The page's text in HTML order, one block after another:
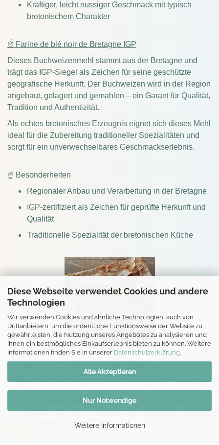
Diese Webseite verwendet Cookies und andere
Technologien
Wir verwenden Cookies und ähnliche Technologien, auch von
Drittanbietern, um die ordentliche Funktionsweise der Website zu
gewährleisten, die Nutzung unseres Angebotes zu analysieren und
Ihnen ein bestmögliches Einkaufserlebnis bieten zu können. Weitere
Informationen finden Sie in unserer Datenschutzerklärung.
Alle Akzeptieren
Nur Notwendige
Weitere Informationen
Kräftiger, leicht nussiger Geschmack mit typisch
bretonischem Charakter
☝ Farine de blé noir de Bretagne IGP
Dieses Buchweizenmehl stammt aus der Bretagne und
trägt das IGP-Siegel als Zeichen für seine geschützte
geografische Herkunft. Der Buchweizen wird in der Region
angebaut, gelagert und gemahlen – ein Garant für Qualität,
Tradition und Authentizität.
Als echtes bretonisches Erzeugnis eignet sich dieses Mehl
ideal für die Zubereitung traditioneller Spezialitäten und
sorgt für ein unverwechselbares Geschmackserlebnis.
☝ Besonderheiten
Regionaler Anbau und Verarbeitung in der Bretagne
IGP-zertifiziert als Zeichen für geprüfte Herkunft und
Qualität
Traditionelle Spezialität der bretonischen Küche
Für Salate und bretonische Spezialitäten bieten wir den
feinen Gewürzessig Chouchenn aus dem Hause
du Dragon Rougean. Diese besondere Essigspezialität
basiert auf traditionellem Honigwein, der durch natürliche
Fermentation zu einem aromatischen Honigessig veredelt
(4.82 / 5)
Bewertungen bei: shopvote.de ⓘ